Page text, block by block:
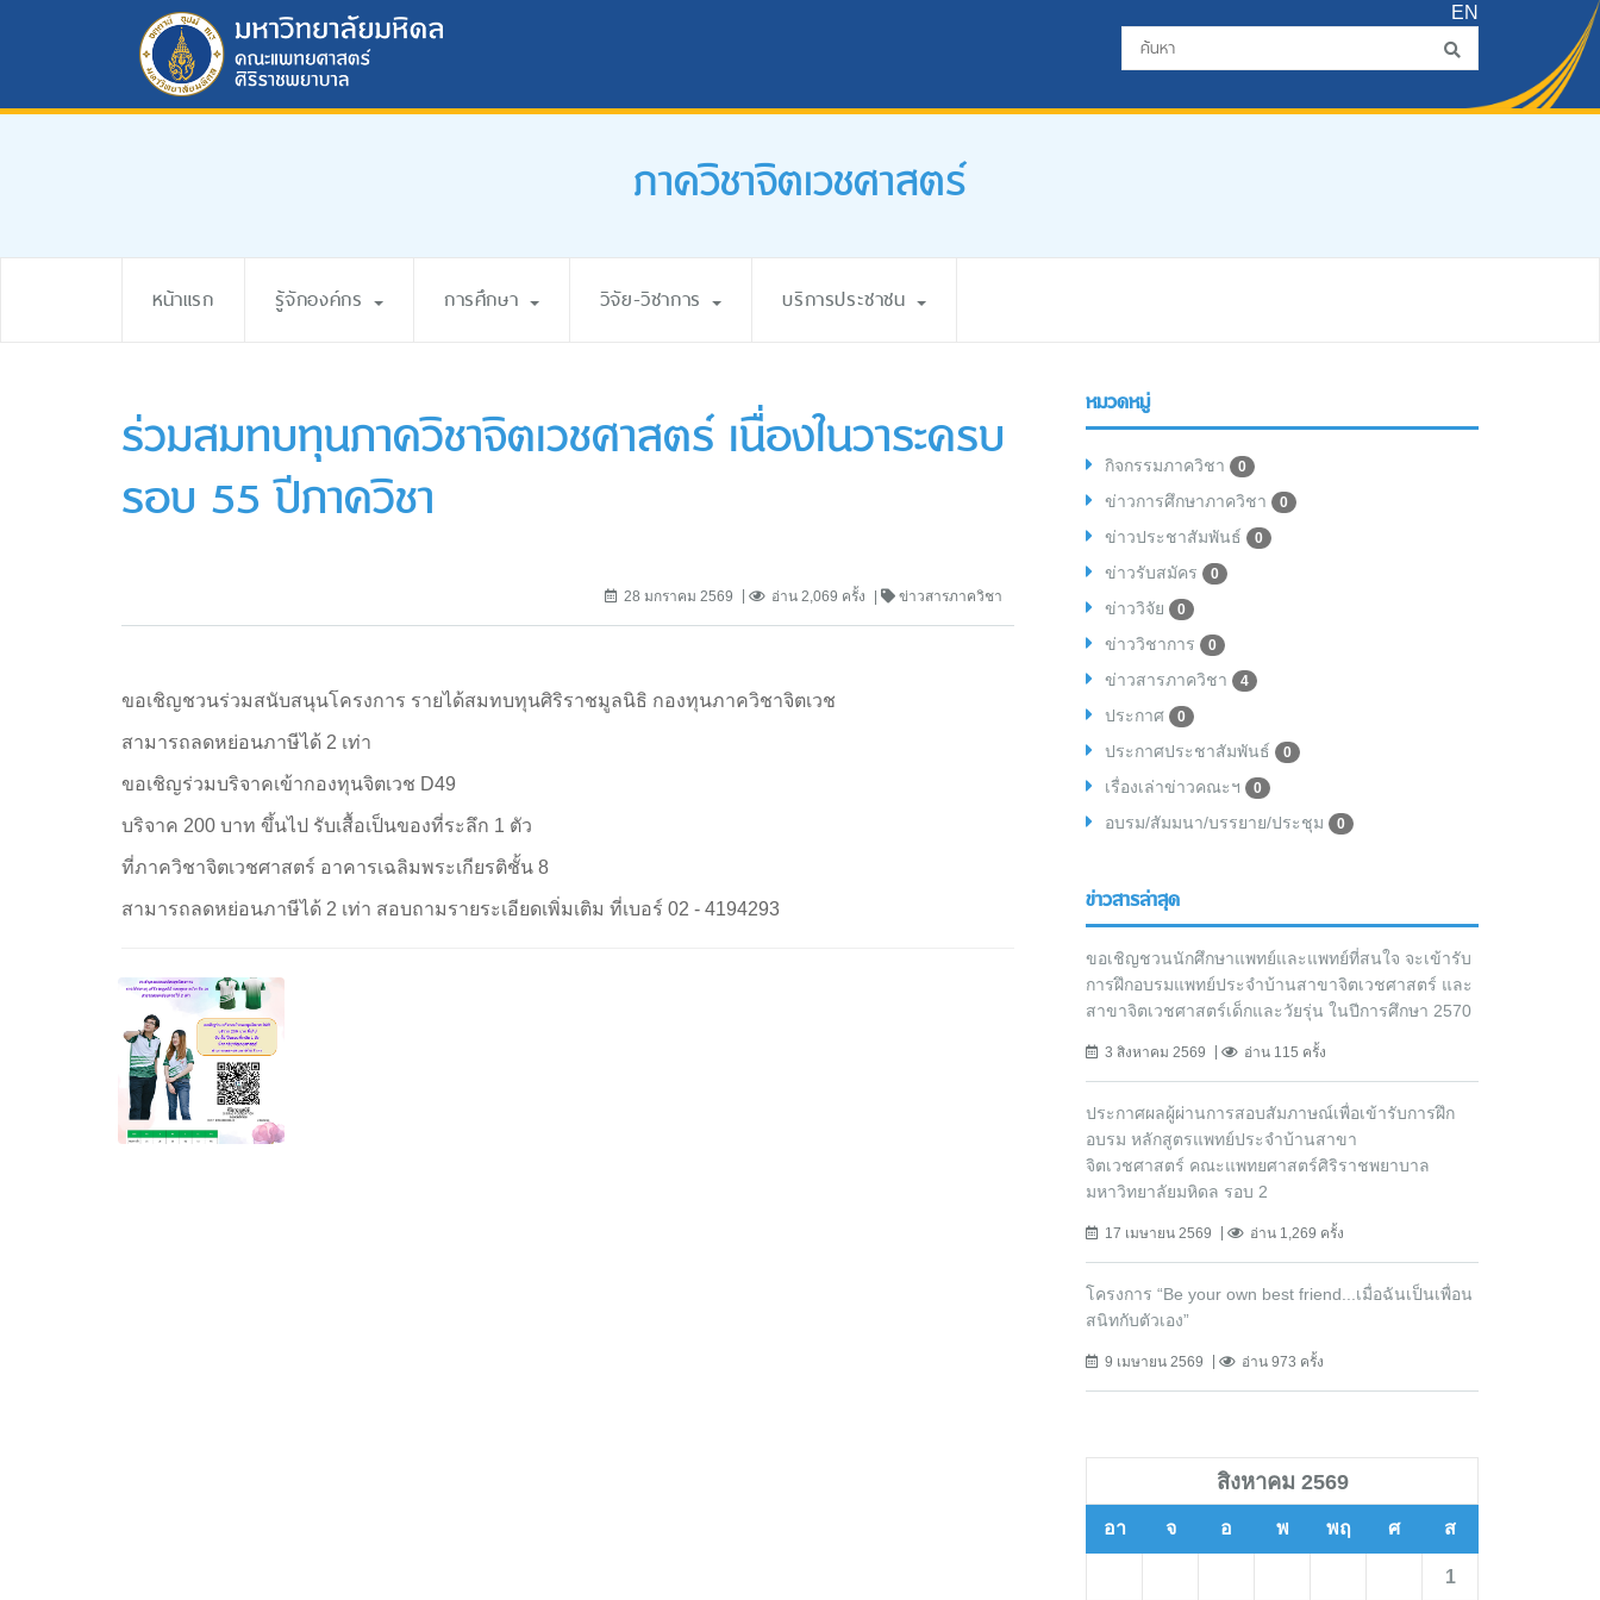
EN
ภาควิชาจิตเวชศาสตร์
หน้าแรก รู้จักองค์กร การศึกษา วิจัย-วิชาการ บริการประชาชน
ร่วมสมทบทุนภาควิชาจิตเวชศาสตร์ เนื่องในวาระครบ
รอบ 55 ปีภาควิชา
28 มกราคม 2569 อ่าน 2,069 ครั้ง ข่าวสารภาควิชา
ขอเชิญชวนร่วมสนับสนุนโครงการ รายได้สมทบทุนศิริราชมูลนิธิ กองทุนภาควิชาจิตเวช
สามารถลดหย่อนภาษีได้ 2 เท่า
ขอเชิญร่วมบริจาคเข้ากองทุนจิตเวช D49
บริจาค 200 บาท ขึ้นไป รับเสื้อเป็นของที่ระลึก 1 ตัว
ที่ภาควิชาจิตเวชศาสตร์ อาคารเฉลิมพระเกียรติชั้น 8
สามารถลดหย่อนภาษีได้ 2 เท่า สอบถามรายระเอียดเพิ่มเติม ที่เบอร์ 02 - 4194293
หมวดหมู่
กิจกรรมภาควิชา 0
ข่าวการศึกษาภาควิชา 0
ข่าวประชาสัมพันธ์ 0
ข่าวรับสมัคร 0
ข่าววิจัย 0
ข่าววิชาการ 0
ข่าวสารภาควิชา 4
ประกาศ 0
ประกาศประชาสัมพันธ์ 0
เรื่องเล่าข่าวคณะฯ 0
อบรม/สัมมนา/บรรยาย/ประชุม 0
ข่าวสารล่าสุด
ขอเชิญชวนนักศึกษาแพทย์และแพทย์ที่สนใจ จะเข้ารับ
การฝึกอบรมแพทย์ประจำบ้านสาขาจิตเวชศาสตร์ และ
สาขาจิตเวชศาสตร์เด็กและวัยรุ่น ในปีการศึกษา 2570
3 สิงหาคม 2569 อ่าน 115 ครั้ง
ประกาศผลผู้ผ่านการสอบสัมภาษณ์เพื่อเข้ารับการฝึก
อบรม หลักสูตรแพทย์ประจำบ้านสาขา
จิตเวชศาสตร์ คณะแพทยศาสตร์ศิริราชพยาบาล
มหาวิทยาลัยมหิดล รอบ 2
17 เมษายน 2569 อ่าน 1,269 ครั้ง
โครงการ “Be your own best friend...เมื่อฉันเป็นเพื่อน
สนิทกับตัวเอง”
9 เมษายน 2569 อ่าน 973 ครั้ง
สิงหาคม 2569
อา จ อ พ พฤ ศ ส
1